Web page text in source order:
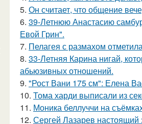
5. Он считает, что общение
6. 39-Летнюю Анастасию
Евой Грин".
7. Пелагея с размахом
8. 33-Летняя Карина нигай,
абьюзивных отношений.
9. "Рост Вани 175 см": Елена
10. Тома харди выписали из
11. Моника беллуччи на
12. Сергей Лазарев настоящий